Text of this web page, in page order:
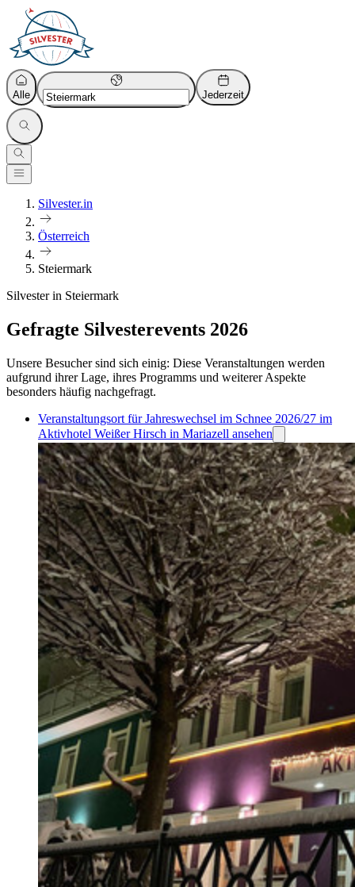
Alle Jederzeit
Silvester.in
Österreich
Steiermark
Silvester in Steiermark
Gefragte Silvesterevents 2026
Unsere Besucher sind sich einig: Diese Veranstaltungen werden
aufgrund ihrer Lage, ihres Programms und weiterer Aspekte
besonders häufig nachgefragt.
Veranstaltungsort für Jahreswechsel im Schnee 2026/27 im
Aktivhotel Weißer Hirsch in Mariazell ansehen